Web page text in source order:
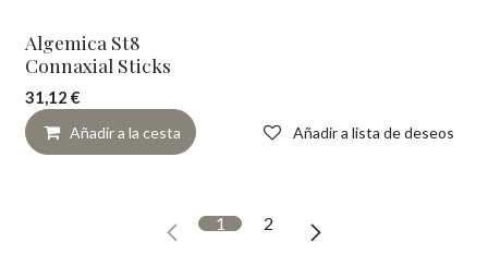
Algemica St8
Connaxial Sticks
31,12 €
Añadir a la cesta Añadir a lista de deseos
1 2